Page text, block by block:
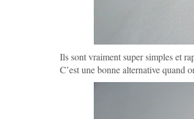
Ils sont vraiment super simples et
C’est une bonne alternative quand